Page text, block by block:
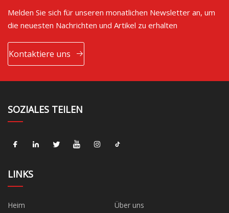
Melden Sie sich für unseren monatlichen Newsletter an, um
die neuesten Nachrichten und Artikel zu erhalten
Kontaktiere uns
SOZIALES TEILEN
LINKS
Heim
Über uns